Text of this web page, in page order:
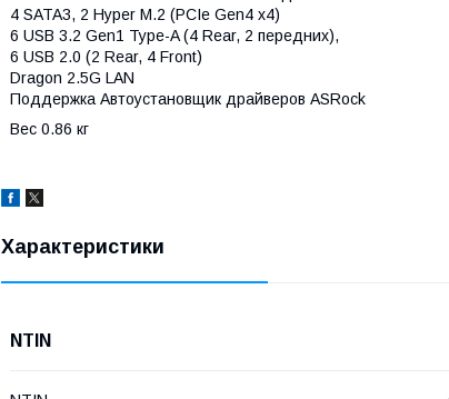
4 SATA3, 2 Hyper M.2 (PCIe Gen4 x4)
6 USB 3.2 Gen1 Type-A (4 Rear, 2 передних),
6 USB 2.0 (2 Rear, 4 Front)
Dragon 2.5G LAN
Поддержка Автоустановщик драйверов ASRock
Вес 0.86 кг
Характеристики
NTIN